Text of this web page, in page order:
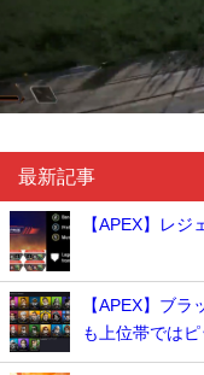
最新記事
【APEX】レジ
【APEX】ブ
も上位帯では